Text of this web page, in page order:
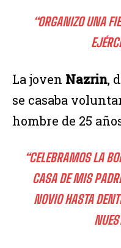
“ORGANIZO UNA
La joven Nazrin,
se casaba
hombre de 25
“CELEBRAMOS LA
CASA DE MIS
NOVIO HASTA